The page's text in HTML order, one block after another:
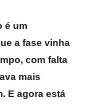
é um
a fase vinha
com falta
mais
E agora está